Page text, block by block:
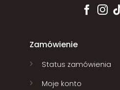
Zamówienie
Status zamówienia
Moje konto